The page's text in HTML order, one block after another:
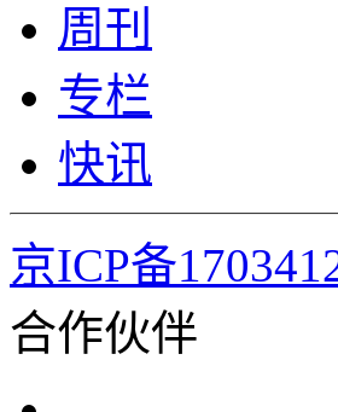
周刊
专栏
快讯
京ICP备
合作伙伴